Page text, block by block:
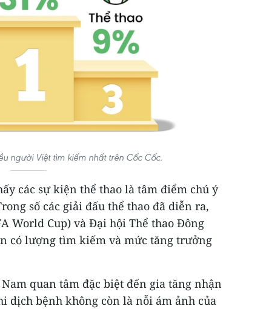
người Việt tìm kiếm nhất trên Cốc Cốc.
các sự kiện thể thao là tâm điểm chú ý
số các giải đấu thể thao đã diễn ra,
World Cup) và Đại hội Thể thao Đông
có lượng tìm kiếm và mức tăng trưởng
quan tâm đặc biệt đến gia tăng nhận
dịch bệnh không còn là nỗi ám ảnh của